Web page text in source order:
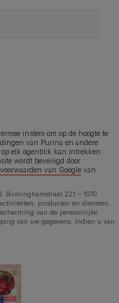
instem om op de hoogte te
van Purina en andere
elk ogenblik kan intrekken.
wordt beveiligd door
van Google van
Birminghamstraat 221 – 1070
producten en diensten.
van de persoonlijke
van uw gegevens. Indien u van